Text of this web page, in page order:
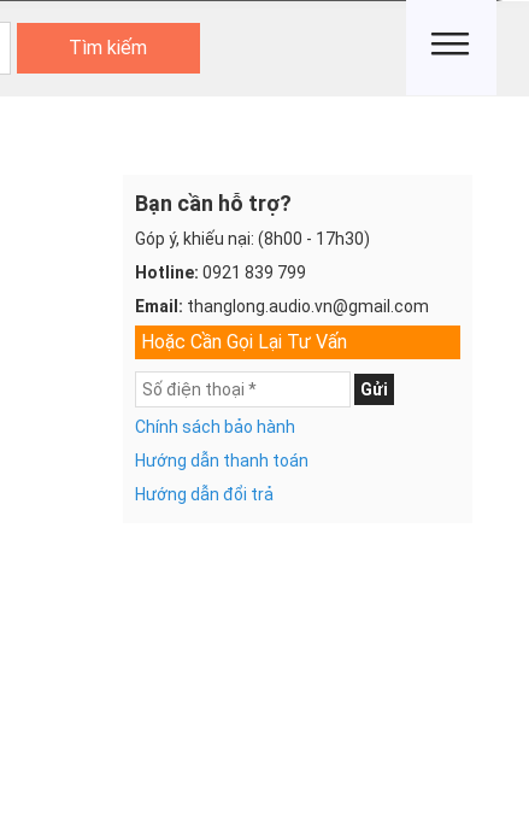
Tìm kiếm
Bạn cần hỗ trợ?
Góp ý, khiếu nại: (8h00 - 17h30)
Hotline: 0921 839 799
Email: thanglong.audio.vn@gmail.com
Hoặc Cần Gọi Lại Tư Vấn
Gửi
Chính sách bảo hành
Hướng dẫn thanh toán
Hướng dẫn đổi trả